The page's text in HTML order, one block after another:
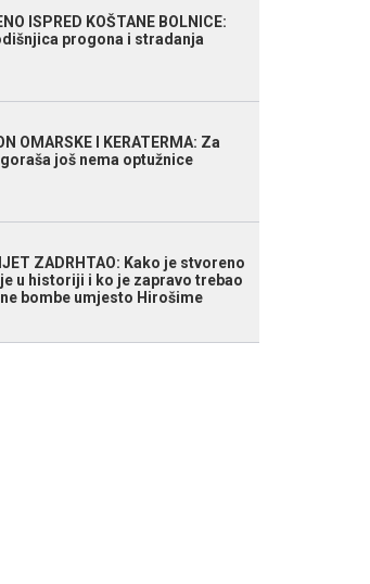
ISPRED KOŠTANE BOLNICE:
progona i stradanja
OMARSKE I KERATERMA: Za
još nema optužnice
ZADRHTAO: Kako je stvoreno
u historiji i ko je zapravo trebao
bombe umjesto Hirošime